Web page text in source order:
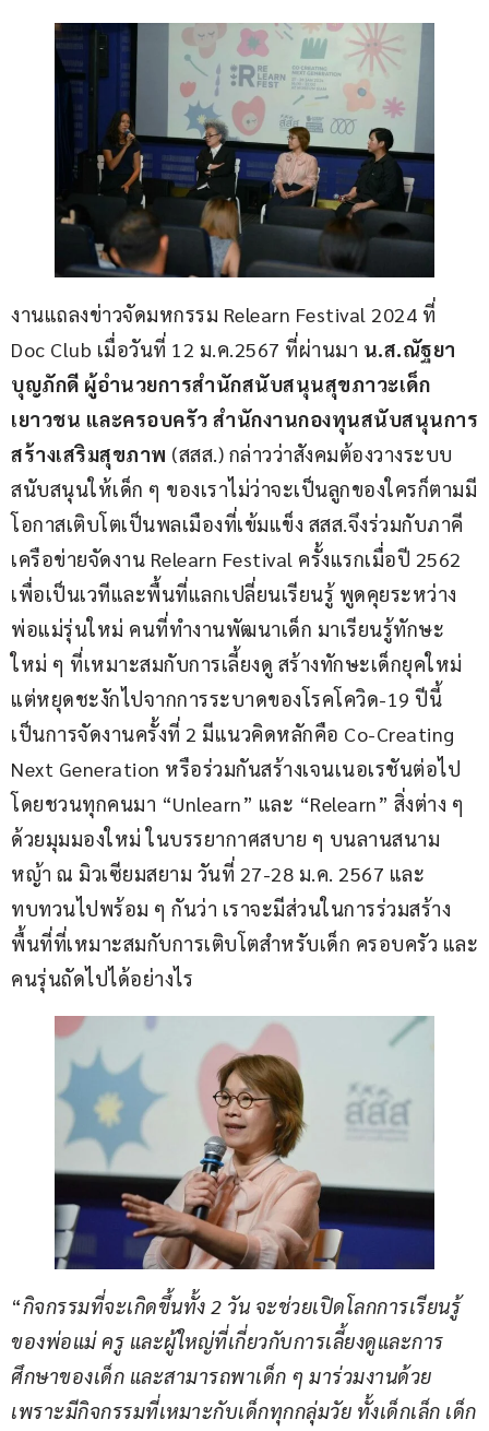
งานแถลงข่าวจัดมหกรรม Relearn Festival 2024 ที่
Doc Club เมื่อวันที่ 12 ม.ค.2567 ที่ผ่านมา น.ส.ณัฐยา
บุญภักดี ผู้อำนวยการสำนักสนับสนุนสุขภาวะเด็ก
เยาวชน และครอบครัว สำนักงานกองทุนสนับสนุนการ
สร้างเสริมสุขภาพ (สสส.) กล่าวว่าสังคมต้องวางระบบ
สนับสนุนให้เด็ก ๆ ของเราไม่ว่าจะเป็นลูกของใครก็ตามมี
โอกาสเติบโตเป็นพลเมืองที่เข้มแข็ง สสส.จึงร่วมกับภาคี
เครือข่ายจัดงาน Relearn Festival ครั้งแรกเมื่อปี 2562
เพื่อเป็นเวทีและพื้นที่แลกเปลี่ยนเรียนรู้ พูดคุยระหว่าง
พ่อแม่รุ่นใหม่ คนที่ทำงานพัฒนาเด็ก มาเรียนรู้ทักษะ
ใหม่ ๆ ที่เหมาะสมกับการเลี้ยงดู สร้างทักษะเด็กยุคใหม่
แต่หยุดชะงักไปจากการระบาดของโรคโควิด-19 ปีนี้
เป็นการจัดงานครั้งที่ 2 มีแนวคิดหลักคือ Co-Creating
Next Generation หรือร่วมกันสร้างเจนเนอเรชันต่อไป
โดยชวนทุกคนมา “Unlearn” และ “Relearn” สิ่งต่าง ๆ
ด้วยมุมมองใหม่ ในบรรยากาศสบาย ๆ บนลานสนาม
หญ้า ณ มิวเซียมสยาม วันที่ 27-28 ม.ค. 2567 และ
ทบทวนไปพร้อม ๆ กันว่า เราจะมีส่วนในการร่วมสร้าง
พื้นที่ที่เหมาะสมกับการเติบโตสำหรับเด็ก ครอบครัว และ
คนรุ่นถัดไปได้อย่างไร
“กิจกรรมที่จะเกิดขึ้นทั้ง 2 วัน จะช่วยเปิดโลกการเรียนรู้
ของพ่อแม่ ครู และผู้ใหญ่ที่เกี่ยวกับการเลี้ยงดูและการ
ศึกษาของเด็ก และสามารถพาเด็ก ๆ มาร่วมงานด้วย
เพราะมีกิจกรรมที่เหมาะกับเด็กทุกกลุ่มวัย ทั้งเด็กเล็ก เด็ก